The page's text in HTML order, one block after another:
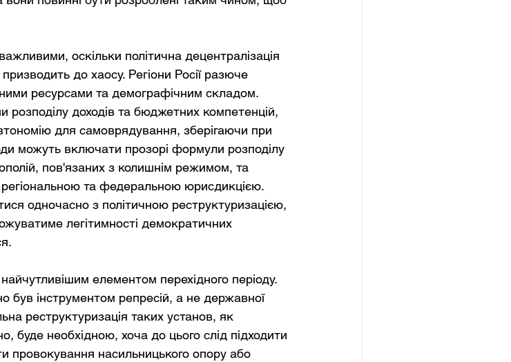
оскільки політична децентралізація
до хаосу. Регіони Росії разюче
ресурсами та демографічним складом.
доходів та бюджетних компетенцій,
для самоврядування, зберігаючи при
можуть включати прозорі формули розподілу
пов'язаних з колишнім режимом, та
регіональною та федеральною юрисдикцією.
одночасно з політичною реструктуризацією,
легітимності демократичних
елементом перехідного періоду.
був інструментом репресій, а не державної
реструктуризація таких установ, як
буде необхідною, хоча до цього слід підходити
провокування насильницького опору або